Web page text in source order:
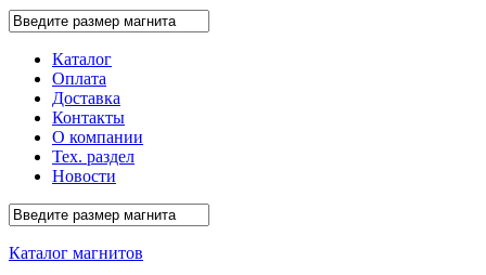
Каталог
Оплата
Доставка
Контакты
О компании
Тех. раздел
Новости
Каталог магнитов